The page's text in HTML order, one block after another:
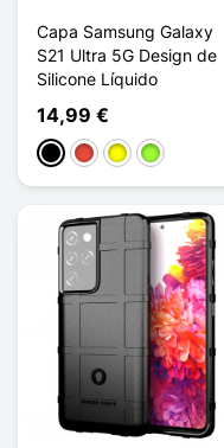
Capa Samsung Galaxy
S21 Ultra 5G Design de
Silicone Líquido
14,99 €
PretoVermelho
AmareloVerde maçã